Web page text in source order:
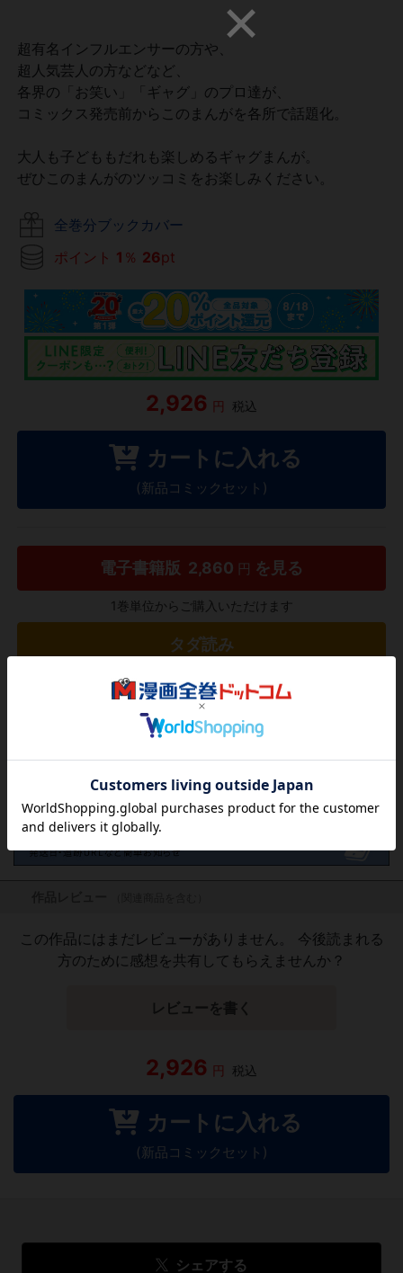
超有名インフルエンサーの方や、
超人気芸人の方などなど、
各界の「お笑い」「ギャグ」のプロ達が、
コミックス発売前からこのまんがを各所で話題化。
大人も子どももだれも楽しめるギャグまんが。
ぜひこのまんがのツッコミをお楽しみください。
全巻分ブックカバー
ポイント 1 ％ 26pt
2,926 円 税込
カートに入れる
(新品コミックセット)
電子書籍版 2,860 円 を見る
1巻単位からご購入いただけます
タダ読み
欲しいリストに追加する
気になる商品を登録
この作品にはまだレビューがありません。 今後読まれる
方のために感想を共有してもらえませんか？
レビューを書く
2,926 円 税込
カートに入れる
(新品コミックセット)
シェアする